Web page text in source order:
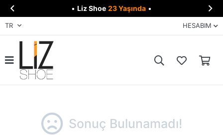
 • Liz Shoe 23 Yaşında • 
TR HESABIM
Sonuç Bulunamadı!